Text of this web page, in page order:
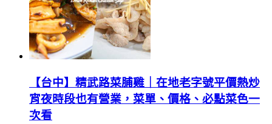
【台中】精武路菜脯雞｜在地老字號平價熱炒
宵夜時段也有營業，菜單、價格、必點菜色一
次看